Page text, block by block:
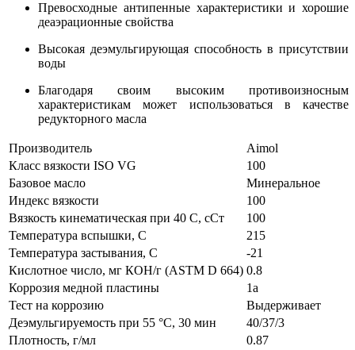
Превосходные антипенные характеристики и хорошие
деаэрационные свойства
Высокая деэмульгирующая способность в присутствии
воды
Благодаря своим высоким противоизносным
характеристикам может использоваться в качестве
редукторного масла
Производитель
Aimol
Класс вязкости ISO VG
100
Базовое масло
Минеральное
Индекс вязкости
100
Вязкость кинематическая при 40 С, сСт
100
Температура вспышки, С
215
Температура застывания, С
-21
Кислотное число, мг КОН/г (ASTM D 664) 0.8
Коррозия медной пластины
1а
Тест на коррозию
Выдерживает
Деэмульгируемость при 55 °C, 30 мин
40/37/3
Плотность, г/мл
0.87